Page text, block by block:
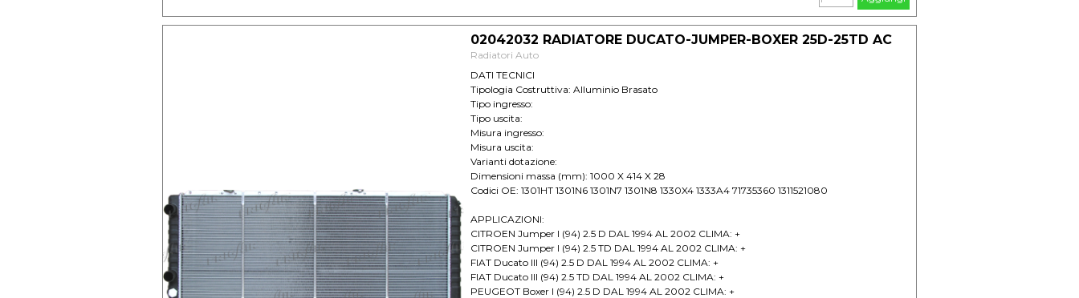
02042032 RADIATORE DUCATO-JUMPER-BOXER 25D-25TD AC
Radiatori Auto
DATI TECNICI
Tipologia Costruttiva: Alluminio Brasato
Tipo ingresso:
Tipo uscita:
Misura ingresso:
Misura uscita:
Varianti dotazione:
Dimensioni massa (mm): 1000 X 414 X 28
Codici OE: 1301HT 1301N6 1301N7 1301N8 1330X4 1333A4 71735360 1311521080
APPLICAZIONI:
CITROEN Jumper I (94) 2.5 D DAL 1994 AL 2002 CLIMA: +
CITROEN Jumper I (94) 2.5 TD DAL 1994 AL 2002 CLIMA: +
FIAT Ducato III (94) 2.5 D DAL 1994 AL 2002 CLIMA: +
FIAT Ducato III (94) 2.5 TD DAL 1994 AL 2002 CLIMA: +
PEUGEOT Boxer I (94) 2.5 D DAL 1994 AL 2002 CLIMA: +